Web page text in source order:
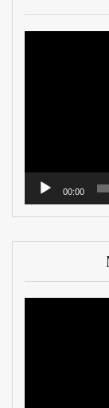
00:00